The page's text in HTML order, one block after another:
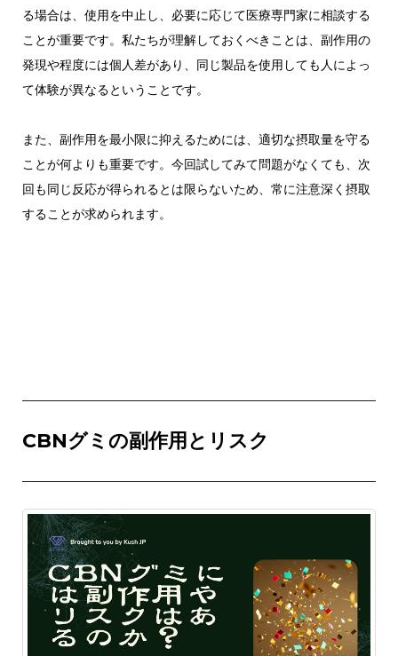
る場合は、使用を中止し、必要に応じて医療専門家に相談する
ことが重要です。私たちが理解しておくべきことは、副作用の
発現や程度には個人差があり、同じ製品を使用しても人によっ
て体験が異なるということです。
また、副作用を最小限に抑えるためには、適切な摂取量を守る
ことが何よりも重要です。今回試してみて問題がなくても、次
回も同じ反応が得られるとは限らないため、常に注意深く摂取
することが求められます。
CBNグミの副作用とリスク